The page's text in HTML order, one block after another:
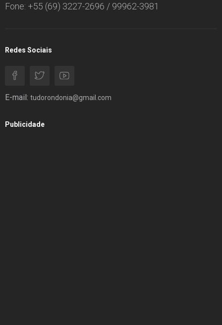
Fone: +55 (69) 3227-2696 / 99962-3981
Redes Sociais
E-mail: tudorondonia@gmail.com
Publicidade